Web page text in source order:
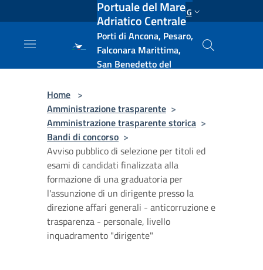
Salta al contenuto principale ENG
Portuale del Mare
Adriatico Centrale
Porti di Ancona, Pesaro,
Falconara Marittima,
San Benedetto del
Home >
Amministrazione trasparente >
Amministrazione trasparente storica >
Bandi di concorso >
Avviso pubblico di selezione per titoli ed
esami di candidati finalizzata alla
formazione di una graduatoria per
l'assunzione di un dirigente presso la
direzione affari generali - anticorruzione e
trasparenza - personale, livello
inquadramento "dirigente"